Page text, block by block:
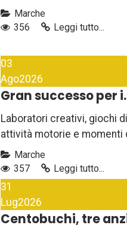
Marche
356
Leggi tutto...
03
Ago2026
Gran successo per
Laboratori creativi, giochi
attività motorie e momenti
Marche
357
Leggi tutto...
31
Lug2026
Centobuchi, tre